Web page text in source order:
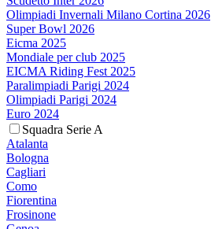
Olimpiadi Invernali Milano Cortina 2026
Super Bowl 2026
Eicma 2025
Mondiale per club 2025
EICMA Riding Fest 2025
Paralimpiadi Parigi 2024
Olimpiadi Parigi 2024
Euro 2024
Squadra Serie A
Atalanta
Bologna
Cagliari
Como
Fiorentina
Frosinone